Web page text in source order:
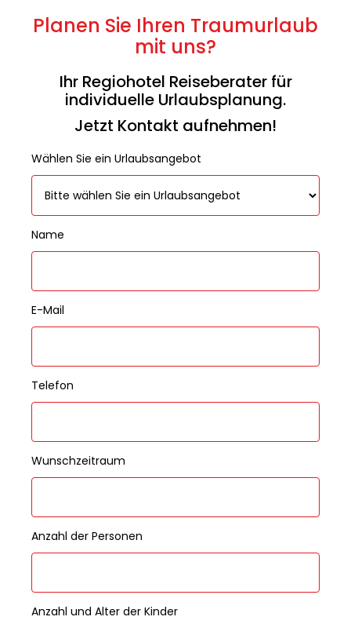
Planen Sie Ihren Traumurlaub
mit uns?
Ihr Regiohotel Reiseberater für
individuelle Urlaubsplanung.
Jetzt Kontakt aufnehmen!
Wählen Sie ein Urlaubsangebot
Name
E-Mail
Telefon
Wunschzeitraum
Anzahl der Personen
Anzahl und Alter der Kinder